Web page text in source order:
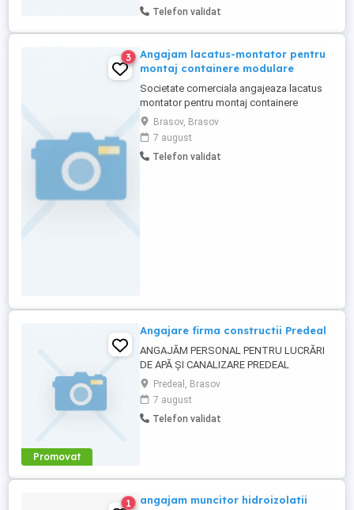
Telefon validat
3
Angajam lacatus-montator pentru
montaj containere modulare
Societate comerciala angajeaza lacatus
montator pentru montaj containere
modulare, cu domiciliul in Brasov sau
imprejurimi, program de lucru luni - vineri.
Pentru detalii sunati la telefon , luni - joi.
Brasov, Brasov
7 august
Telefon validat
Promovat
Angajare firma constructii Predeal
ANGAJĂM PERSONAL PENTRU LUCRĂRI
DE APĂ ȘI CANALIZARE PREDEAL
Societate de construcții angajează, pentru
șantierul din Predeal: Muncitori calificați și
necalificați Instalatori rețele apă-canal
Sudori PEHD (avantaj) Maiștri Șefi de
Predeal, Brasov
7 august
Telefon validat
1 angajam muncitor hidroizolatii